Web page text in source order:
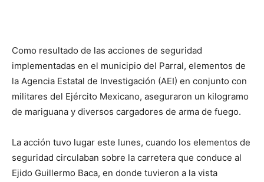
Como resultado de las acciones de seguridad
implementadas en el municipio del Parral, elementos de
la Agencia Estatal de Investigación (AEI) en conjunto con
militares del Ejército Mexicano, aseguraron un kilogramo
de mariguana y diversos cargadores de arma de fuego.
La acción tuvo lugar este lunes, cuando los elementos de
seguridad circulaban sobre la carretera que conduce al
Ejido Guillermo Baca, en donde tuvieron a la vista